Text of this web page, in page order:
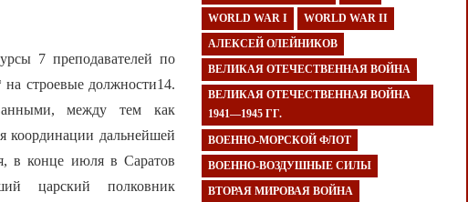
7 преподавателей по
строевые должности14.
между тем как
координации дальнейшей
в конце июля в Саратов
царский полковник
WORLD WAR I WORLD WAR II
АЛЕКСЕЙ ОЛЕЙНИКОВ
ВЕЛИКАЯ ОТЕЧЕСТВЕННАЯ ВОЙНА
ВЕЛИКАЯ ОТЕЧЕСТВЕННАЯ ВОЙНА
1941—1945 ГГ.
ВОЕННО-МОРСКОЙ ФЛОТ
ВОЕННО-ВОЗДУШНЫЕ СИЛЫ
ВТОРАЯ МИРОВАЯ ВОЙНА